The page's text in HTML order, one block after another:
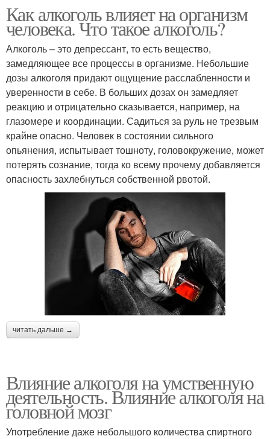
Как алкоголь влияет на организм
человека. Что такое алкоголь?
Алкоголь – это депрессант, то есть вещество,
замедляющее все процессы в организме. Небольшие
дозы алкоголя придают ощущение расслабленности и
уверенности в себе. В больших дозах он замедляет
реакцию и отрицательно сказывается, например, на
глазомере и координации. Садиться за руль не трезвым
крайне опасно. Человек в состоянии сильного
опьянения, испытывает тошноту, головокружение, может
потерять сознание, тогда ко всему прочему добавляется
опасность захлебнуться собственной рвотой.
читать дальше →
Влияние алкоголя на умственную
деятельность. Влияние алкоголя на
головной мозг
Употребление даже небольшого количества спиртного